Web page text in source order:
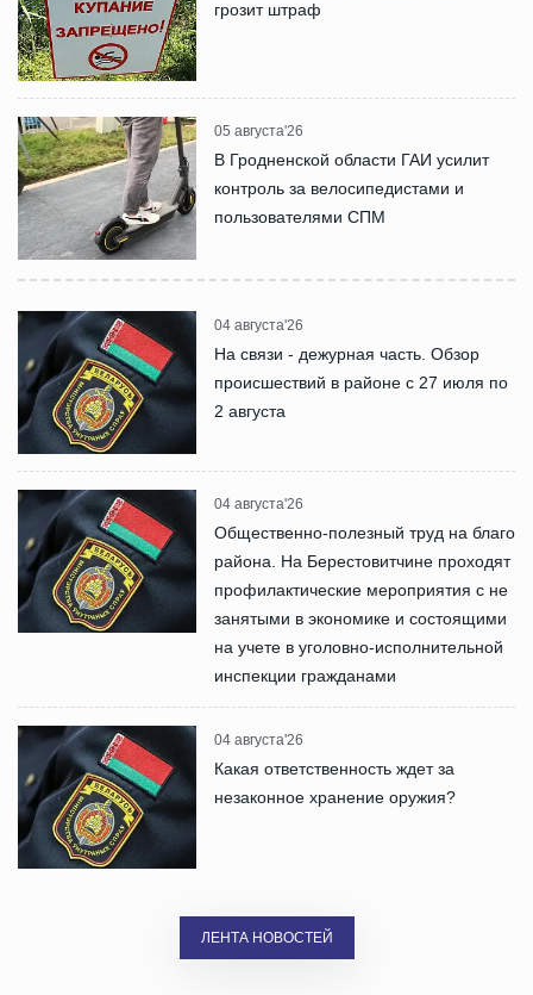
грозит штраф
05 августа'26
В Гродненской области ГАИ усилит
контроль за велосипедистами и
пользователями СПМ
04 августа'26
На связи - дежурная часть. Обзор
происшествий в районе с 27 июля по
2 августа
04 августа'26
Общественно-полезный труд на благо
района. На Берестовитчине проходят
профилактические мероприятия с не
занятыми в экономике и состоящими
на учете в уголовно-исполнительной
инспекции гражданами
04 августа'26
Какая ответственность ждет за
незаконное хранение оружия?
ЛЕНТА НОВОСТЕЙ